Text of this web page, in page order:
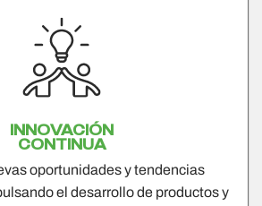
INNOVACIÓN
CONTINUA
oportunidades y tendencias
el desarrollo de productos y